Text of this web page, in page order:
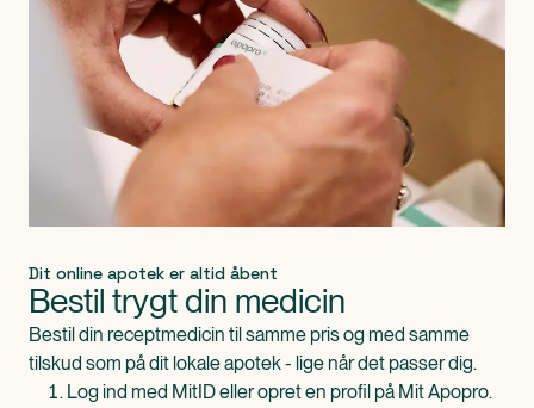
Dit online apotek er altid åbent
Bestil trygt din medicin
Bestil din receptmedicin til samme pris og med samme
tilskud som på dit lokale apotek - lige når det passer dig.
Log ind med MitID eller opret en profil på Mit Apopro.